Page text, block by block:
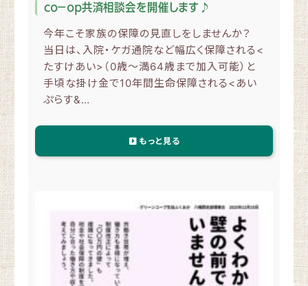
ｃｏ－ｏｐ共済相談会を開催します♪
今年こそ家族の保障の見直しをしませんか？
当日は、入院・ケガ通院など幅広く保障される<
たすけあい>（0歳～満64歳まで加入可能）と
手頃な掛け金で10年間生命保障される<あい
ぷらす&…
もっと見る